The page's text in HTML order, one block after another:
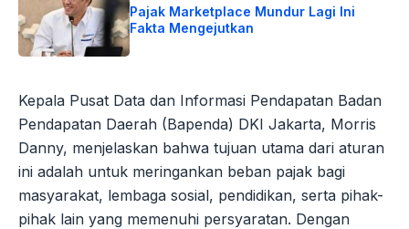
Pajak Marketplace Mundur Lagi Ini
Fakta Mengejutkan
Kepala Pusat Data dan Informasi Pendapatan Badan
Pendapatan Daerah (Bapenda) DKI Jakarta, Morris
Danny, menjelaskan bahwa tujuan utama dari aturan
ini adalah untuk meringankan beban pajak bagi
masyarakat, lembaga sosial, pendidikan, serta pihak-
pihak lain yang memenuhi persyaratan. Dengan